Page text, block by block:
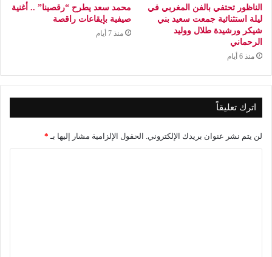
الناظور تحتفي بالفن المغربي في
ليلة استثنائية جمعت سعيد بني
شيكر ورشيدة طلال ووليد
الرحماني
منذ 6 أيام
محمد سعد يطرح “رقصينا” .. أغنية
صيفية بإيقاعات راقصة
منذ 7 أيام
اترك تعليقاً
لن يتم نشر عنوان بريدك الإلكتروني. الحقول الإلزامية مشار إليها بـ *